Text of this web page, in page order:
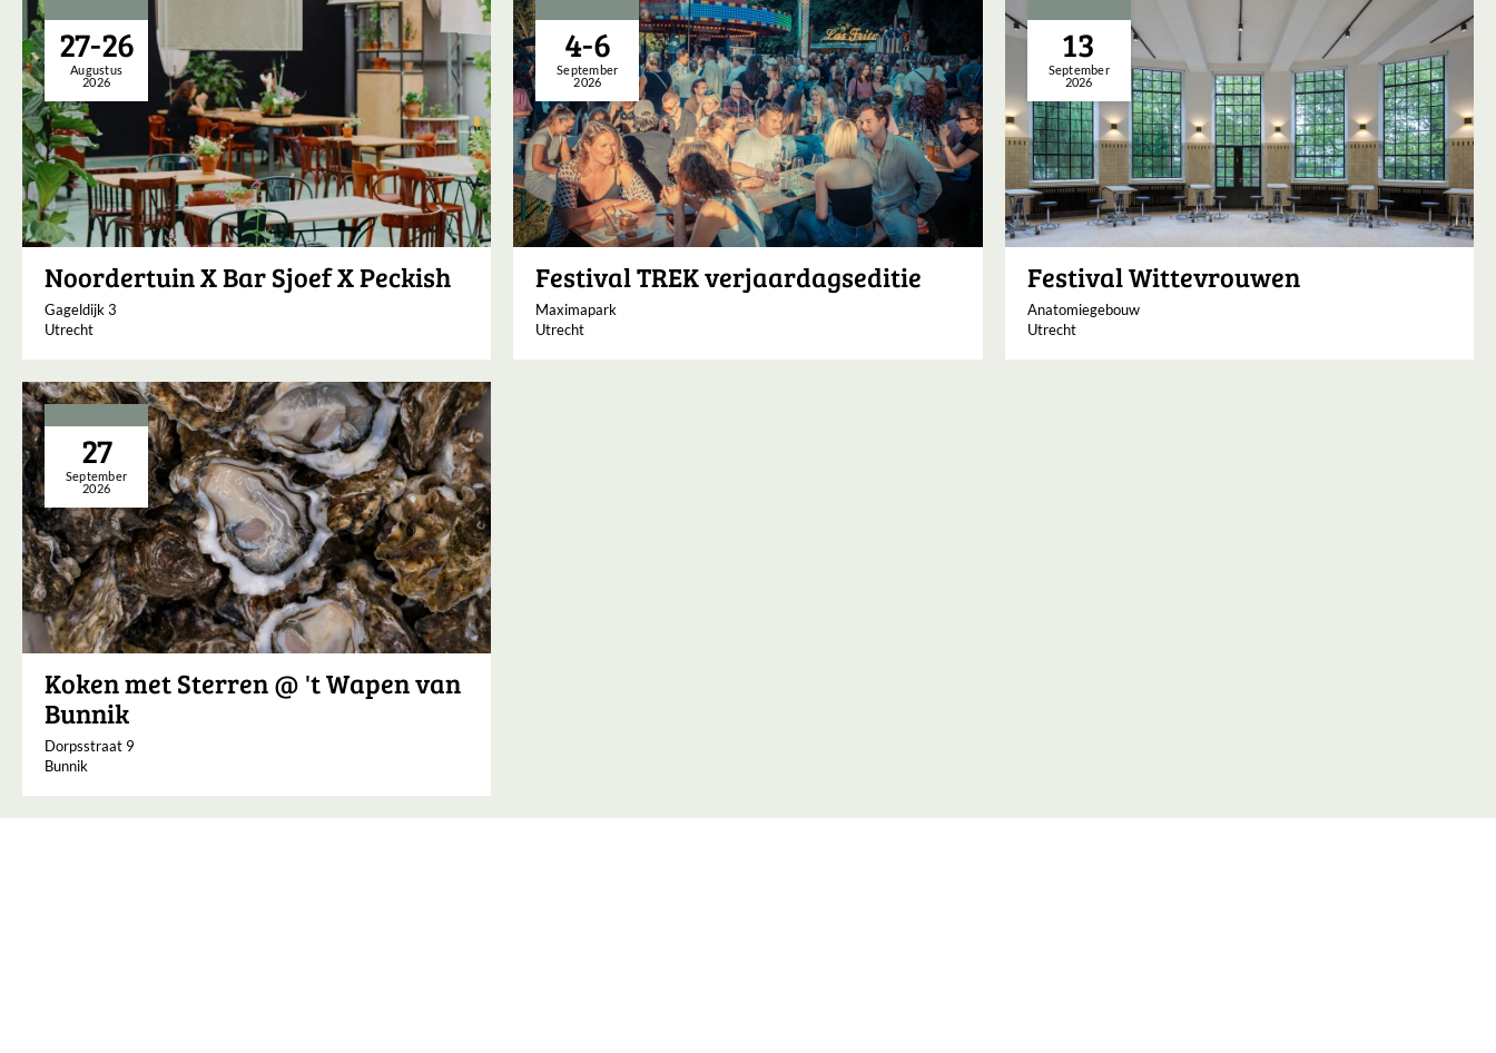
27-26
Augustus
2026
Noordertuin X Bar Sjoef X Peckish
Gageldijk 3
Utrecht
4-6
September
2026
Festival TREK verjaardagseditie
Maximapark
Utrecht
13
September
2026
Festival Wittevrouwen
Anatomiegebouw
Utrecht
27
September
2026
Koken met Sterren @ 't Wapen van
Bunnik
Dorpsstraat 9
Bunnik